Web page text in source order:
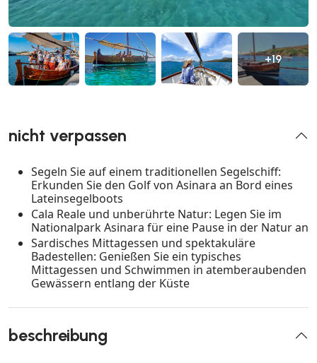
+19
nicht verpassen
Segeln Sie auf einem traditionellen Segelschiff:
Erkunden Sie den Golf von Asinara an Bord eines
Lateinsegelboots
Cala Reale und unberührte Natur: Legen Sie im
Nationalpark Asinara für eine Pause in der Natur an
Sardisches Mittagessen und spektakuläre
Badestellen: Genießen Sie ein typisches
Mittagessen und Schwimmen in atemberaubenden
Gewässern entlang der Küste
beschreibung